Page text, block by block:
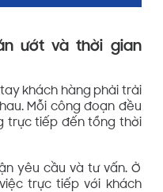
ướt và thời gian
khách hàng phải trải
Mỗi công đoạn đều
trực tiếp đến tổng thời
yêu cầu và tư vấn. Ở
trực tiếp với khách